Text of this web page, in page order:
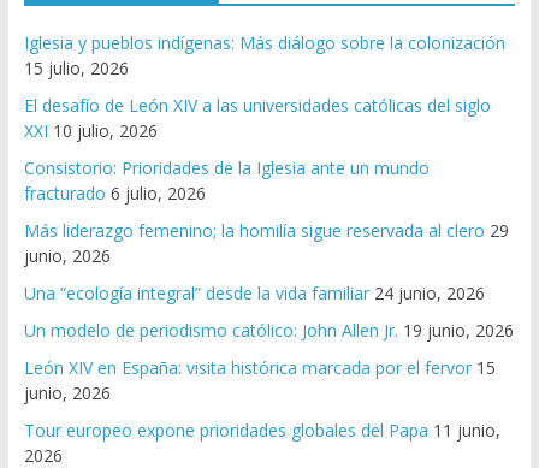
Iglesia y pueblos indígenas: Más diálogo sobre la colonización
15 julio, 2026
El desafío de León XIV a las universidades católicas del siglo
XXI 10 julio, 2026
Consistorio: Prioridades de la Iglesia ante un mundo
fracturado 6 julio, 2026
Más liderazgo femenino; la homilía sigue reservada al clero 29
junio, 2026
Una “ecología integral” desde la vida familiar 24 junio, 2026
Un modelo de periodismo católico: John Allen Jr. 19 junio, 2026
León XIV en España: visita histórica marcada por el fervor 15
junio, 2026
Tour europeo expone prioridades globales del Papa 11 junio,
2026